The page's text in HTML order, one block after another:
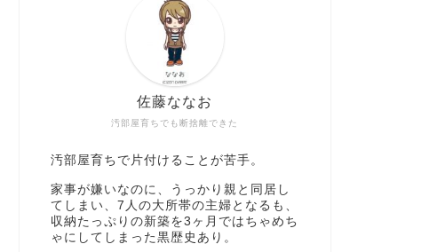
汚部屋育ちでも断捨離できた
佐藤ななお
汚部屋育ちで片付けることが苦手。
家事が嫌いなのに、うっかり親と同居し
てしまい、7人の大所帯の主婦となるも、
収納たっぷりの新築を3ヶ月ではちゃめち
ゃにしてしまった黒歴史あり。